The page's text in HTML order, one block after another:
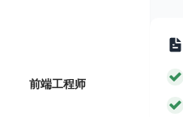
前端工程师